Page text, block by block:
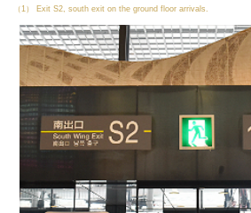
（1） Exit S2, south exit on the ground floor arrivals.